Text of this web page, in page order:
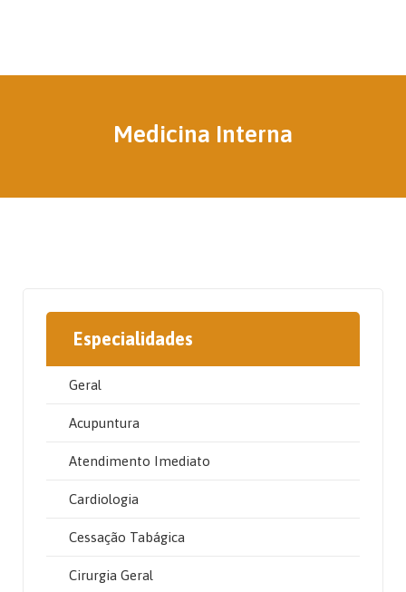
Medicina Interna
Especialidades
Geral
Acupuntura
Atendimento Imediato
Cardiologia
Cessação Tabágica
Cirurgia Geral